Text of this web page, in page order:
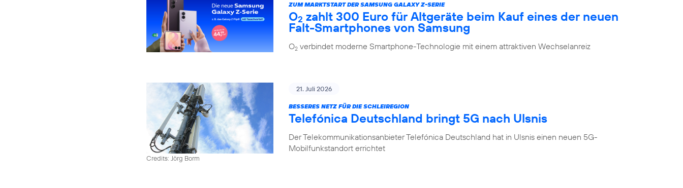
ZUM MARKTSTART DER SAMSUNG GALAXY Z-SERIE
O2 zahlt 300 Euro für Altgeräte beim Kauf eines der neuen
Falt-Smartphones von Samsung
O2 verbindet moderne Smartphone-Technologie mit einem attraktiven Wechselanreiz
Credits: Jörg Borm
21. Juli 2026
BESSERES NETZ FÜR DIE SCHLEIREGION
Telefónica Deutschland bringt 5G nach Ulsnis
Der Telekommunikationsanbieter Telefónica Deutschland hat in Ulsnis einen neuen 5G-
Mobilfunkstandort errichtet